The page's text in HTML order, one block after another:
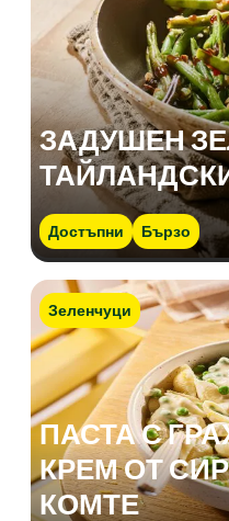
ЗАДУШЕН
Достъпни Бързо
Зеленчуци
ПАСТА С
КРЕМ ОТ
КОМТЕ